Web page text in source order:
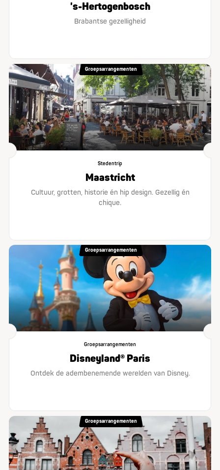
's-Hertogenbosch
Brabantse gezelligheid
Groepsarrangementen
Stedentrip
Maastricht
Cultuur, grotten, historie én hip design. Gezellig én
chique.
Groepsarrangementen
Groepsarrangementen
Disneyland® Paris
Ontdek de adembenemende werelden van Disney.
Groepsarrangementen